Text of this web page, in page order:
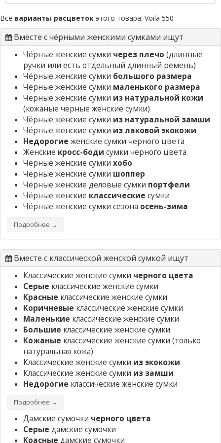
Все варианты расцветок этого товара: Voila 550
Вместе с чёрными женскими сумками ищут
Чёрные женские сумки через плечо (длинные
ручки или есть отдельный длинный ремень)
Чёрные женские сумки большого размера
Чёрные женские сумки маленького размера
Чёрные женские сумки из натуральной кожи
(кожаные чёрные женские сумки)
Чёрные женские сумки из натуральной замши
Чёрные женские сумки из лаковой экокожи
Недорогие женские сумки черного цвета
Женские кросс-боди сумки черного цвета
Чёрные женские сумки хобо
Чёрные женские сумки шоппер
Чёрные женские деловые сумки портфели
Чёрные женские классические сумки
Чёрные женские сумки сезона осень-зима
Подробнее →
Вместе с классической женской сумкой ищут
Классические женские сумки черного цвета
Серые классические женские сумки
Красные классические женские сумки
Коричневые классические женские сумки
Маленькие классические женские сумки
Большие классические женские сумки
Кожаные классические женские сумки (только
натуральная кожа)
Классические женские сумки из экокожи
Классические женские сумки из замши
Недорогие классические женские сумки
Подробнее →
Дамские сумочки черного цвета
Серые дамские сумочки
Красные дамские сумочки